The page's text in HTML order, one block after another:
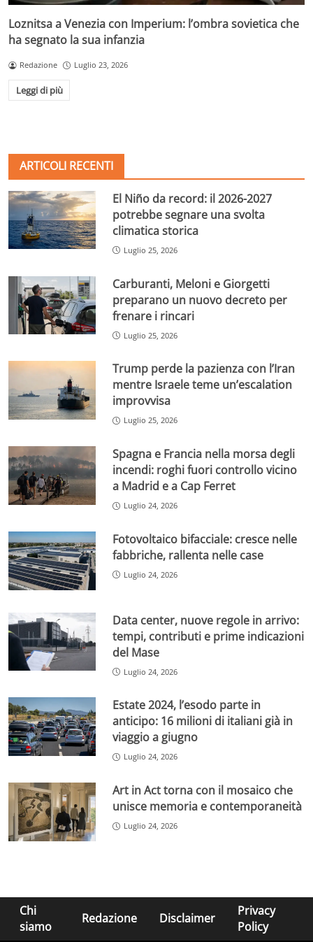
Loznitsa a Venezia con Imperium: l’ombra sovietica che
ha segnato la sua infanzia
Redazione Luglio 23, 2026
Leggi di più
ARTICOLI RECENTI
El Niño da record: il 2026-2027
potrebbe segnare una svolta
climatica storica
Luglio 25, 2026
Carburanti, Meloni e Giorgetti
preparano un nuovo decreto per
frenare i rincari
Luglio 25, 2026
Trump perde la pazienza con l’Iran
mentre Israele teme un’escalation
improvvisa
Luglio 25, 2026
Spagna e Francia nella morsa degli
incendi: roghi fuori controllo vicino
a Madrid e a Cap Ferret
Luglio 24, 2026
Fotovoltaico bifacciale: cresce nelle
fabbriche, rallenta nelle case
Luglio 24, 2026
Data center, nuove regole in arrivo:
tempi, contributi e prime indicazioni
del Mase
Luglio 24, 2026
Estate 2024, l’esodo parte in
anticipo: 16 milioni di italiani già in
viaggio a giugno
Luglio 24, 2026
Art in Act torna con il mosaico che
unisce memoria e contemporaneità
Luglio 24, 2026
Chi
siamo
Redazione Disclaimer
Privacy
Policy